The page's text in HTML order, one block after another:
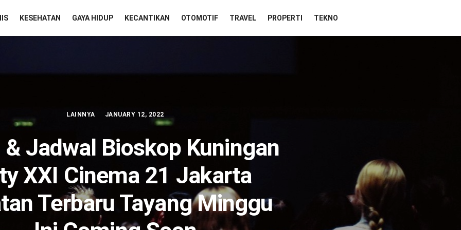
KESEHATAN GAYA HIDUP KECANTIKAN OTOMOTIF TRAVEL PROPERTI TEKNO
LAINNYA JANUARY 12, 2022
& Jadwal Bioskop Kuningan
XXI Cinema 21 Jakarta
Terbaru Tayang Minggu